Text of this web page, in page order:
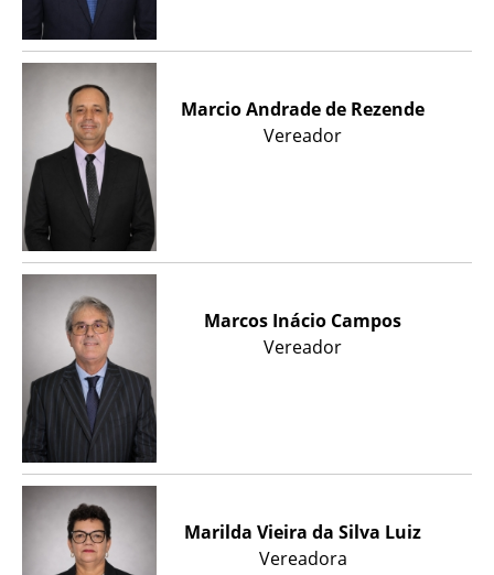
Marcio Andrade de Rezende
Vereador
Marcos Inácio Campos
Vereador
Marilda Vieira da Silva Luiz
Vereadora